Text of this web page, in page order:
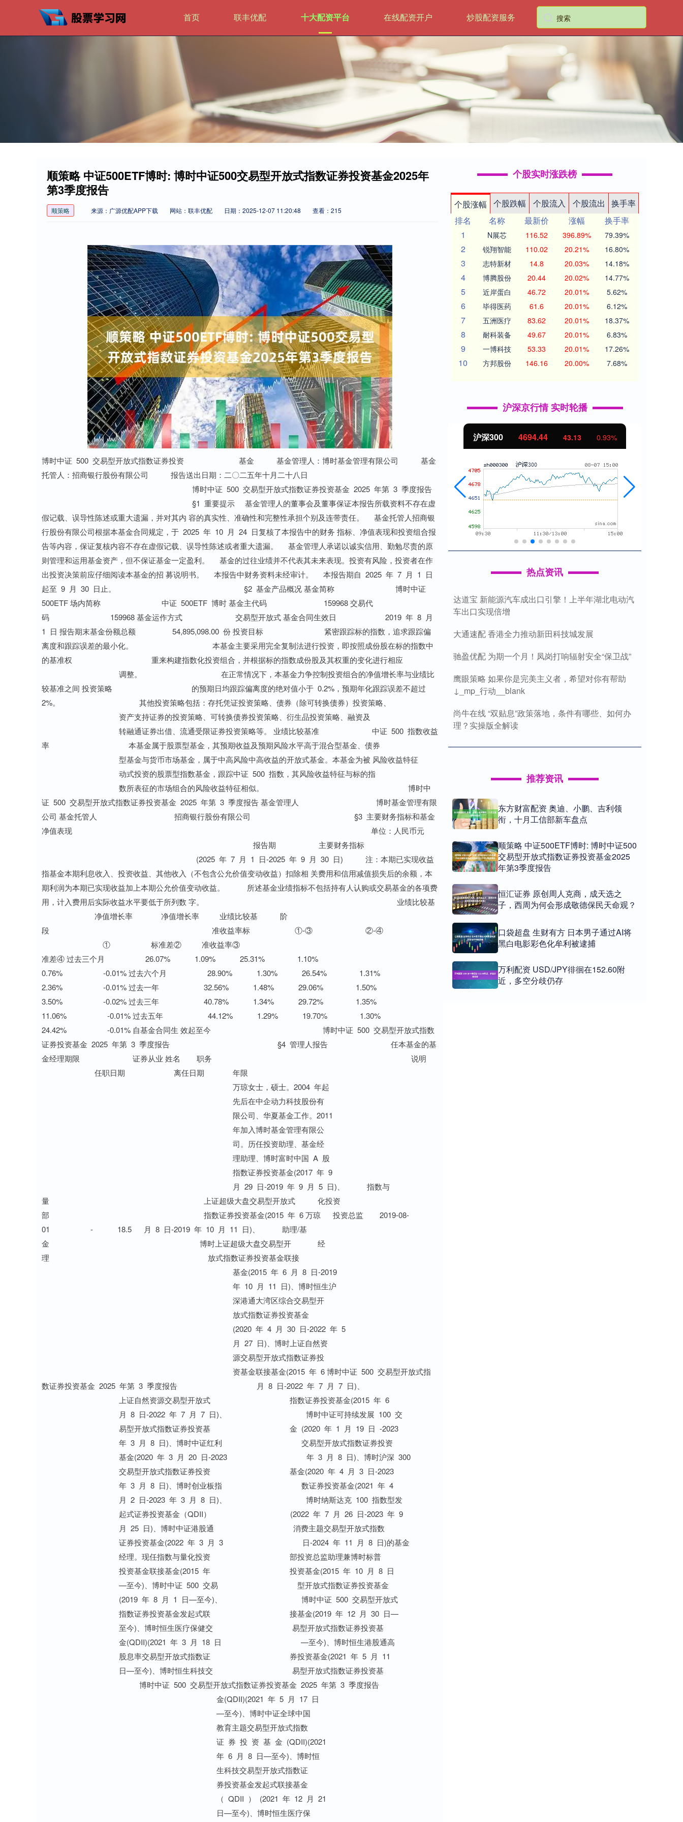
首页 联丰优配 十大配资平台 在线配资开户 炒股配资服务
顺策略 中证500ETF博时: 博时中证500交易型开放式指数证券投资基金2025年
第3季度报告
顺策略 来源：广源优配APP下载 网站：联丰优配 日期：2025-12-07 11:20:48 查看：215
博时中证 500 交易型开放式指数证券投资 基金 基金管理人：博时基金管理有限公司 基金托管人：招商银行股份有限公司 报告送出日期：二〇二五年十月二十八日 博时中证 500 交易型开放式指数证券投资基金 2025 年第 3 季度报告 §1 重要提示 基金管理人的董事会及董事保证本报告所载资料不存在虚假记载、误导性陈述或重大遗漏，并对其内 容的真实性、准确性和完整性承担个别及连带责任。 基金托管人招商银行股份有限公司根据本基金合同规定，于 2025 年 10 月 24 日复核了本报告中的财务 指标、净值表现和投资组合报告等内容，保证复核内容不存在虚假记载、误导性陈述或者重大遗漏。 基金管理人承诺以诚实信用、勤勉尽责的原则管理和运用基金资产，但不保证基金一定盈利。 基金的过往业绩并不代表其未来表现。投资有风险，投资者在作出投资决策前应仔细阅读本基金的招 募说明书。 本报告中财务资料未经审计。 本报告期自 2025 年 7 月 1 日起至 9 月 30 日止。 §2 基金产品概况 基金简称 博时中证 500ETF 场内简称 中证 500ETF 博时 基金主代码 159968 交易代码 159968 基金运作方式 交易型开放式 基金合同生效日 2019 年 8 月 1 日 报告期末基金份额总额 54,895,098.00 份 投资目标 紧密跟踪标的指数，追求跟踪偏离度和跟踪误差的最小化。 本基金主要采用完全复制法进行投资，即按照成份股在标的指数中的基准权 重来构建指数化投资组合，并根据标的指数成份股及其权重的变化进行相应 调整。 在正常情况下，本基金力争控制投资组合的净值增长率与业绩比较基准之间 投资策略 的预期日均跟踪偏离度的绝对值小于 0.2%，预期年化跟踪误差不超过 2%。 其他投资策略包括：存托凭证投资策略、债券（除可转换债券）投资策略、 资产支持证券的投资策略、可转换债券投资策略、衍生品投资策略、融资及 转融通证券出借、流通受限证券投资策略等。 业绩比较基准 中证 500 指数收益率 本基金属于股票型基金，其预期收益及预期风险水平高于混合型基金、债券 型基金与货币市场基金，属于中高风险中高收益的开放式基金。本基金为被 风险收益特征 动式投资的股票型指数基金，跟踪中证 500 指数，其风险收益特征与标的指 数所表征的市场组合的风险收益特征相似。 博时中证 500 交易型开放式指数证券投资基金 2025 年第 3 季度报告 基金管理人 博时基金管理有限公司 基金托管人 招商银行股份有限公司 §3 主要财务指标和基金净值表现 单位：人民币元 报告期 主要财务指标 (2025 年 7 月 1 日-2025 年 9 月 30 日) 注：本期已实现收益指基金本期利息收入、投资收益、其他收入（不包含公允价值变动收益）扣除相 关费用和信用减值损失后的余额，本期利润为本期已实现收益加上本期公允价值变动收益。 所述基金业绩指标不包括持有人认购或交易基金的各项费用，计入费用后实际收益水平要低于所列数 字。 业绩比较基 净值增长率 净值增长率 业绩比较基 阶段 准收益率标 ①-③ ②-④ ① 标准差② 准收益率③ 准差④ 过去三个月 26.07% 1.09% 25.31% 1.10% 0.76% -0.01% 过去六个月 28.90% 1.30% 26.54% 1.31% 2.36% -0.01% 过去一年 32.56% 1.48% 29.06% 1.50% 3.50% -0.02% 过去三年 40.78% 1.34% 29.72% 1.35% 11.06% -0.01% 过去五年 44.12% 1.29% 19.70% 1.30% 24.42% -0.01% 自基金合同生 效起至今 博时中证 500 交易型开放式指数证券投资基金 2025 年第 3 季度报告 §4 管理人报告 任本基金的基金经理期限 证券从业 姓名 职务 说明 任职日期 离任日期 年限 万琼女士，硕士。2004 年起 先后在中企动力科技股份有 限公司、华夏基金工作。2011 年加入博时基金管理有限公 司。历任投资助理、基金经 理助理、博时富时中国 A 股 指数证券投资基金(2017 年 9 月 29 日-2019 年 9 月 5 日)、 指数与量 上证超级大盘交易型开放式 化投资部 指数证券投资基金(2015 年 6 万琼 投资总监 2019-08-01 - 18.5 月 8 日-2019 年 10 月 11 日)、 助理/基金 博时上证超级大盘交易型开 经理 放式指数证券投资基金联接 基金(2015 年 6 月 8 日-2019 年 10 月 11 日)、博时恒生沪 深港通大湾区综合交易型开 放式指数证券投资基金 (2020 年 4 月 30 日-2022 年 5 月 27 日)、博时上证自然资 源交易型开放式指数证券投 资基金联接基金(2015 年 6 博时中证 500 交易型开放式指数证券投资基金 2025 年第 3 季度报告 月 8 日-2022 年 7 月 7 日)、 上证自然资源交易型开放式 指数证券投资基金(2015 年 6 月 8 日-2022 年 7 月 7 日)、 博时中证可持续发展 100 交 易型开放式指数证券投资基 金 (2020 年 1 月 19 日 -2023 年 3 月 8 日)、博时中证红利 交易型开放式指数证券投资 基金(2020 年 3 月 20 日-2023 年 3 月 8 日)、博时沪深 300 交易型开放式指数证券投资 基金(2020 年 4 月 3 日-2023 年 3 月 8 日)、博时创业板指 数证券投资基金(2021 年 4 月 2 日-2023 年 3 月 8 日)、 博时纳斯达克 100 指数型发 起式证券投资基金（QDII） (2022 年 7 月 26 日-2023 年 9 月 25 日)、博时中证港股通 消费主题交易型开放式指数 证券投资基金(2022 年 3 月 3 日-2024 年 11 月 8 日)的基金 经理。现任指数与量化投资 部投资总监助理兼博时标普 投资基金联接基金(2015 年 投资基金(2015 年 10 月 8 日 —至今)、博时中证 500 交易 型开放式指数证券投资基金 (2019 年 8 月 1 日—至今)、 博时中证 500 交易型开放式 指数证券投资基金发起式联 接基金(2019 年 12 月 30 日— 至今)、博时恒生医疗保健交 易型开放式指数证券投资基 金(QDII)(2021 年 3 月 18 日 —至今)、博时恒生港股通高 股息率交易型开放式指数证 券投资基金(2021 年 5 月 11 日—至今)、博时恒生科技交 易型开放式指数证券投资基 博时中证 500 交易型开放式指数证券投资基金 2025 年第 3 季度报告 金(QDII)(2021 年 5 月 17 日 —至今)、博时中证全球中国 教育主题交易型开放式指数 证 券 投 资 基 金 (QDII)(2021 年 6 月 8 日—至今)、博时恒 生科技交易型开放式指数证 券投资基金发起式联接基金 （ QDII ） (2021 年 12 月 21 日—至今)、博时恒生医疗保 健交易型开放式指数证券投 资基金发起式联接基金 (QDII)(2021 年 12 月 28 日— 至今)、博时恒生港股通高股 息率交易型开放式指数证券 投资基金发起式联接基金 (2022 年 1 月 10 日—至今)、 博时纳斯达克 100 交易型开 放式指数证券投资基金 （QDII）(2023 年 4 月 19 日 —至今)、博时纳斯达克 100 交易型开放式指数证券投资 基 金发 起式 联接 基金 （QDII）(2023 年 9 月 26 日 —至今)、博时创业板综合交 易型开放式指数证券投资基 金(2025 年 8 月 15 日—至今) 的基金经理。 注：上述任职日期、离任日期根据本基金管理人对外披露的任免日期填写。证券从业的含义遵从行业 协会《证券业从业人员资格管理办法》的相关规定。 在本报告期内，本基金管理人严格遵循了《中华人民共和国证券投资基金法》及其各项实施细则、本 基金基金合同和其他相关法律法规的规定，并本着诚实信用、勤勉尽责、取信于市场、取信于社会的原则 管理和运用基金资产，为基金持有人谋求最大利益。本报告期内，由于证券市场波动等原因，本基金曾出 现个别投资监控指标超标的情况，基金管理人在规定期限内进行了调整，对基金份额持有人利益未造成损 害。 报告期内，本基金管理人严格执行了《证券投资基金管理公司公平交易制度指导意见》和公司制定的 博时中证 500 交易型开放式指数证券投资基金 2025 年第 3 季度报告 公平交易相关制度。 本报告期内，公司旗下所有投资组合参与的交易所公开竞价交易中，同日反向交易成交较少的单边交 易量超过该证券当日成交量的 5%的交易共 7 次，均为指数量化投资组合因投资策略需要和其他组合发生的 反向交易。本报告期内，未发现本基金有可能导致不公平交易和利益输送的异常交易。 基本面方面，8 月工业企业利润显著改善，在反内卷政策效应下，PPI 跌幅收窄。9 月制造业 PMI 和新订单 指数稍有回升，内需仍然承压，出口情况预计稳定。信用环境方面，9 月资金利率整体平稳，民营企业融资 环境情况仍处于偏宽松水平。财政政策方面，财政仍然积极。受经济名义增长率拖累，一般公共财政收支 进度较慢，第二本账支出情况良好。市场表现方面，3 季度中国市场有较好的表现。A 股市场全面上涨，特 别是以创业板和科创板为代表的成长板块大幅领先于市场。在海外算力产业链业绩超预期以及半导体国产 化率加速上升的背景下，光模块、国产算力等板块在 3 季度涨幅领先。此外，未来潜在增长空间大的固态 电池、人形机器人 3 季度也出现催化，相关公司涨幅可观。红利相关板块表现较弱，特别是银行，是 3 季 度唯一下跌的中信一级行业。本季度内，中证 500 指数涨幅超过 25%，表现良好。 在投资策略上，本基金作为一只被动策略的指数基金，会以最小化跟踪误差为目标，紧密跟踪标的指 数。 截至 2025 年 09 月 30 日，本基金基金份额净值为 9.3174 元，份额累计净值为 1.8367 元。报告期内， 本基金基金份额净值增长率为 26.07%，同期业绩基准增长率 25.31%。 无。 §5 投资组合报告 序号 项目 金额(元) 占基金总资产的比例(%) 博时中证 500 交易型开放式指数证券投资基金 2025 年第 3 季度报告 其中：股票 477,463,480.51 93.22 其中：债券 - - 资产支持证券 - - 其中：买断式回购的买入返售金融资产 - - 注：股票投资项包含可退替代款估值增值。 代码 行业类别 公允价值（元） 占基金资产净值比例（％） A 农、林、牧、渔业 1,004,739.00 0.20 B 采矿业 16,933,532.30 3.31 C 制造业 313,164,533.90 61.23 D 电力、热力、燃气及水生产和供应业 13,832,846.62 2.70 E 建筑业 3,616,308.00 0.71 F 批发和零售业 8,920,984.59 1.74 G 交通运输、仓储和邮政业 6,767,410.68 1.32 H 住宿和餐饮业 1,051,908.00 0.21 I 信息传输、软件和信息技术服务业 44,748,564.80 8.75 J 金融业 42,535,132.13 8.32 K 房地产业 6,713,135.00 1.31 L 租赁和商务服务业
个股实时涨跌榜
个股涨幅 个股跌幅 个股流入 个股流出
换手率
排名
名称 最新价 涨幅
换手率
1
N展芯 116.52 396.89% 79.39%
2 锐翔智能 110.02 20.21% 16.80%
3 志特新材 14.8 20.03% 14.18%
4 博腾股份 20.44 20.02% 14.77%
5 近岸蛋白 46.72 20.01% 5.62%
6 毕得医药 61.6 20.01% 6.12%
7 五洲医疗 83.62 20.01% 18.37%
8 耐科装备 49.67 20.01% 6.83%
9 一博科技 53.33 20.01% 17.26%
10 方邦股份 146.16 20.00% 7.68%
沪深京行情 实时轮播
深证成指 14311.01 200.89 1.42% 沪深300 4694.44 43.13 北证50 1134.24 11.37 1.01%
热点资讯
达道宝 新能源汽车成出口引擎！上半年湖北电动汽
车出口实现倍增
大通速配 香港全力推动新田科技城发展
驰盈优配 为期一个月！凤岗打响辐射安全“保卫战”
鹰眼策略 如果你是完美主义者，希望对你有帮助
↓_mp_行动__blank
尚牛在线 “双贴息”政策落地，条件有哪些、如何办
理？实操版全解读
推荐资讯
东方财富配资 奥迪、小鹏、吉利领
衔，十月工信部新车盘点
顺策略 中证500ETF博时: 博时中证500
交易型开放式指数证券投资基金2025
年第3季度报告
恒汇证券 原创周人克商，成天选之
子，西周为何会形成敬德保民天命观？
口袋超盘 生财有方 日本男子通过AI将
黑白电影彩色化牟利被逮捕
万利配资 USD/JPY徘徊在152.60附
近，多空分歧仍存